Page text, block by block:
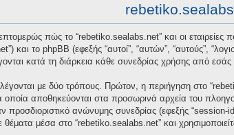
πώς το “rebetiko.sealabs.net” και οι εταιρείες
και το phpBB (εφεξής “αυτοί”, “αυτών”, “αυτούς”,
κατά τη διάρκεια κάθε συνεδρίας χρήσης από εσάς
με δύο τρόπους. Πρώτον, η περιήγηση στο
οποία αποθηκεύονται στα προσωρινά αρχεία του
προσδιοριστικό ανώνυμης συνεδρίας (εφεξής
θέματα μέσα στο “rebetiko.sealabs.net” και